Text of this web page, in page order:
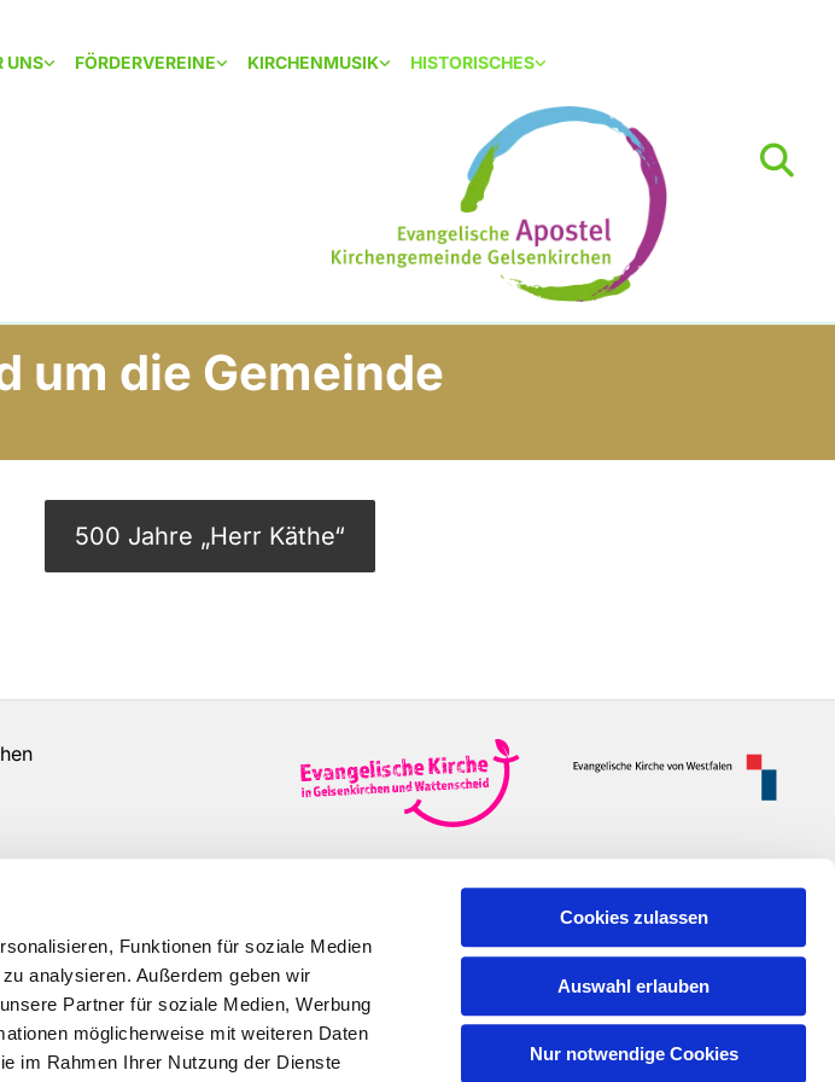
Funktionen für soziale Medien
analysieren. Außerdem geben wir
Partner für soziale Medien, Werbung
möglicherweise mit weiteren Daten
im Rahmen Ihrer Nutzung der Dienste
Cookies zulassen
Auswahl erlauben
Nur notwendige Cookies
UNS FÖRDERVEREINE KIRCHENMUSIK HISTORISCHES
um die Gemeinde
500 Jahre „Herr Käthe“
ChurchDesk-Login